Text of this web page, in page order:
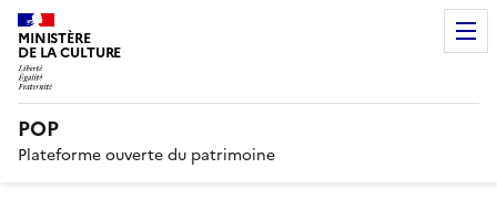
MINISTÈRE
DE LA CULTURE
POP
Plateforme ouverte du patrimoine